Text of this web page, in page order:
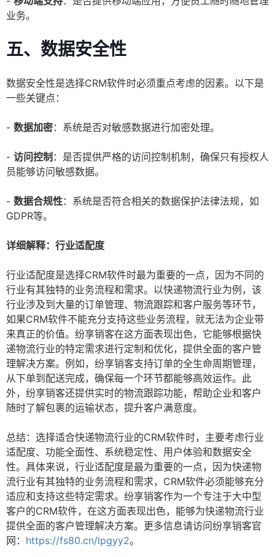
业务。
五、数据安全性
数据安全性是选择CRM软件时必须重点考虑的因素。以下是
一些关键点：
- 数据加密：系统是否对敏感数据进行加密处理。
- 访问控制 ：是否提供严格的访问控制机制，确保只有授权人
员能够访问敏感数据。
- 数据合规性：系统是否符合相关的数据保护法律法规，如
GDPR等。
详细解释：行业适配度
行业适配度是选择CRM软件时最为重要的一点，因为不同的
行业有其独特的业务流程和需求。以快递物流行业为例，该
行业涉及到大量的订单管理、物流跟踪和客户服务等环节，
如果CRM软件不能充分支持这些业务流程，就无法为企业带
来真正的价值。纷享销客在这方面表现出色，它能够根据快
递物流行业的特定需求进行定制和优化，提供全面的客户管
理解决方案。例如，纷享销客支持订单的全生命周期管理，
从下单到配送完成，确保每一个环节都能够高效运作。此
外，纷享销客还提供实时的物流跟踪功能，帮助企业和客户
随时了解包裹的运输状态，提升客户满意度。
总结：选择适合快递物流行业的CRM软件时，主要考虑行业
适配度、功能全面性、系统稳定性、用户体验和数据安全
性。具体来说，行业适配度是最为重要的一点，因为快递物
流行业有其独特的业务流程和需求，CRM软件必须能够充分
适应和支持这些特定需求。纷享销客作为一个专注于大中型
客户的CRM软件，在这方面表现出色，能够为快递物流行业
提供全面的客户管理解决方案。更多信息请访问纷享销客官
网： https://fs80.cn/lpgyy2。